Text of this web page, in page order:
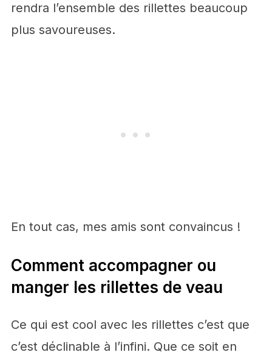
rendra l’ensemble des rillettes beaucoup
plus savoureuses.
En tout cas, mes amis sont convaincus !
Comment accompagner ou
manger les rillettes de veau
Ce qui est cool avec les rillettes c’est que
c’est déclinable à l’infini. Que ce soit en